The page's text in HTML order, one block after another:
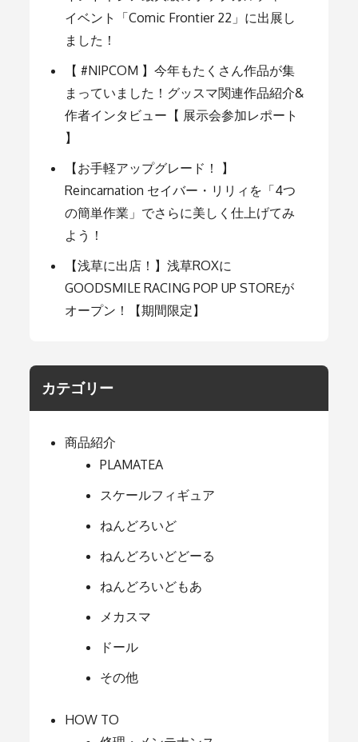
シ
ョ
ン
イベント「Comic Frontier 22」に出展し
ました！
【 #NIPCOM 】今年もたくさん作品が集
まっていました！グッスマ関連作品紹介&
作者インタビュー【 展示会参加レポート
】
【お手軽アップグレード！ 】
Reincarnation セイバー・リリィを「4つ
の簡単作業」でさらに美しく仕上げてみ
よう！
【浅草に出店！】浅草ROXに
GOODSMILE RACING POP UP STOREが
オープン！【期間限定】
カテゴリー
商品紹介
PLAMATEA
スケールフィギュア
ねんどろいど
ねんどろいどどーる
ねんどろいどもあ
メカスマ
ドール
その他
HOW TO